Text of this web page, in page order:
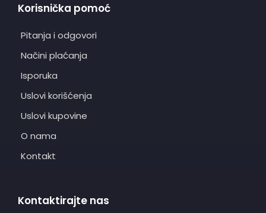
Korisnička pomoć
Pitanja i odgovori
Načini plaćanja
Isporuka
Uslovi korišćenja
Uslovi kupovine
O nama
Kontakt
Kontaktirajte nas